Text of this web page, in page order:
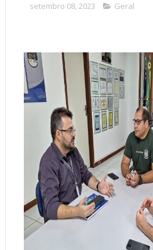
setembro 08, 2023 Geral